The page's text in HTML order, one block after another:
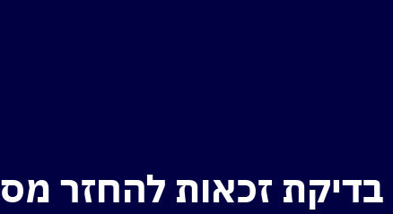
בדיקת זכאות להחזר מס